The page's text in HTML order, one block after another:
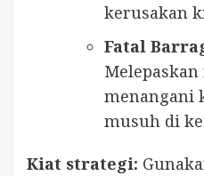
kerusakan
Fatal
menangani
musuh di
Kiat strategi: